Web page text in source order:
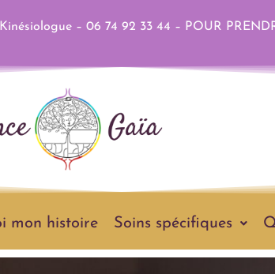
– 06 74 92 33 44 – POUR
mon histoire Soins spécifiques